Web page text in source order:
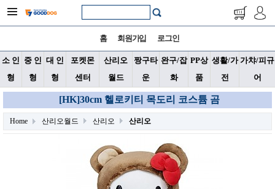
홈 회원가입 로그인
소 인
형
중 인
형
대 인
형
포켓몬
센터
산리오
월드
짱구타
운
완구/잡
화
PP상
품
생활/가
전
가챠/피규
어
[HK]30cm 헬로키티 목도리 코스튬 곰
Home 산리오월드 산리오 산리오